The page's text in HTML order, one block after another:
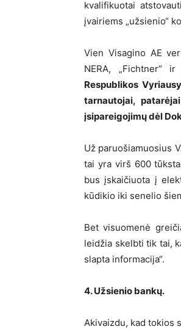
kvalifikuotai
įvairiems „užsienio“
Vien Visagino AE
NERA, „Fichtner“
Respublikos
tarnautojai,
įsipareigojimų dėl
Už paruošiamuosius
tai yra virš 600
bus įskaičiuota į
kūdikio iki senelio
Bet visuomenė
leidžia skelbti tik tai,
slapta informacija“.
4. Užsienio bankų.
Akivaizdu, kad tokios